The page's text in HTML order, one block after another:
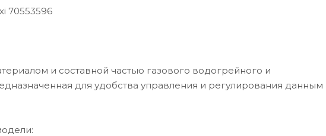
70553596
и составной частью газового водогрейного и
для удобства управления и регулирования данным